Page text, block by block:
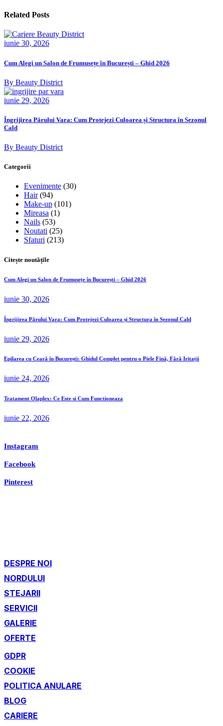
Related Posts
iunie 30, 2026
Cum Alegi un Salon de Frumusețe în București – Ghid 2026
By Beauty District
iunie 29, 2026
Îngrijirea Părului Vara: Cum Protejezi Culoarea și Structura în Sezonul
Cald
By Beauty District
Categorii
Evenimente (30)
Hair(94)
Make-up (101)
Mireasa (1)
Nails (53)
Noutati (25)
Sfaturi (213)
Citește noutățile
Cum Alegi un Salon de Frumusețe în București – Ghid 2026
iunie 30, 2026
Îngrijirea Părului Vara: Cum Protejezi Culoarea și Structura în Sezonul Cald
iunie 29, 2026
Epilarea cu Ceară în București: Ghidul Complet pentru o Piele Fină, Fără Iritații
iunie 24, 2026
Tratament Olaplex: Ce Este si Cum Functioneaza
iunie 22, 2026
Instagram
Facebook
Pinterest
DESPRE NOI
NORDULUI
STEJARII
SERVICII
GALERIE
OFERTE
GDPR
COOKIE
POLITICA ANULARE
BLOG
CARIERE